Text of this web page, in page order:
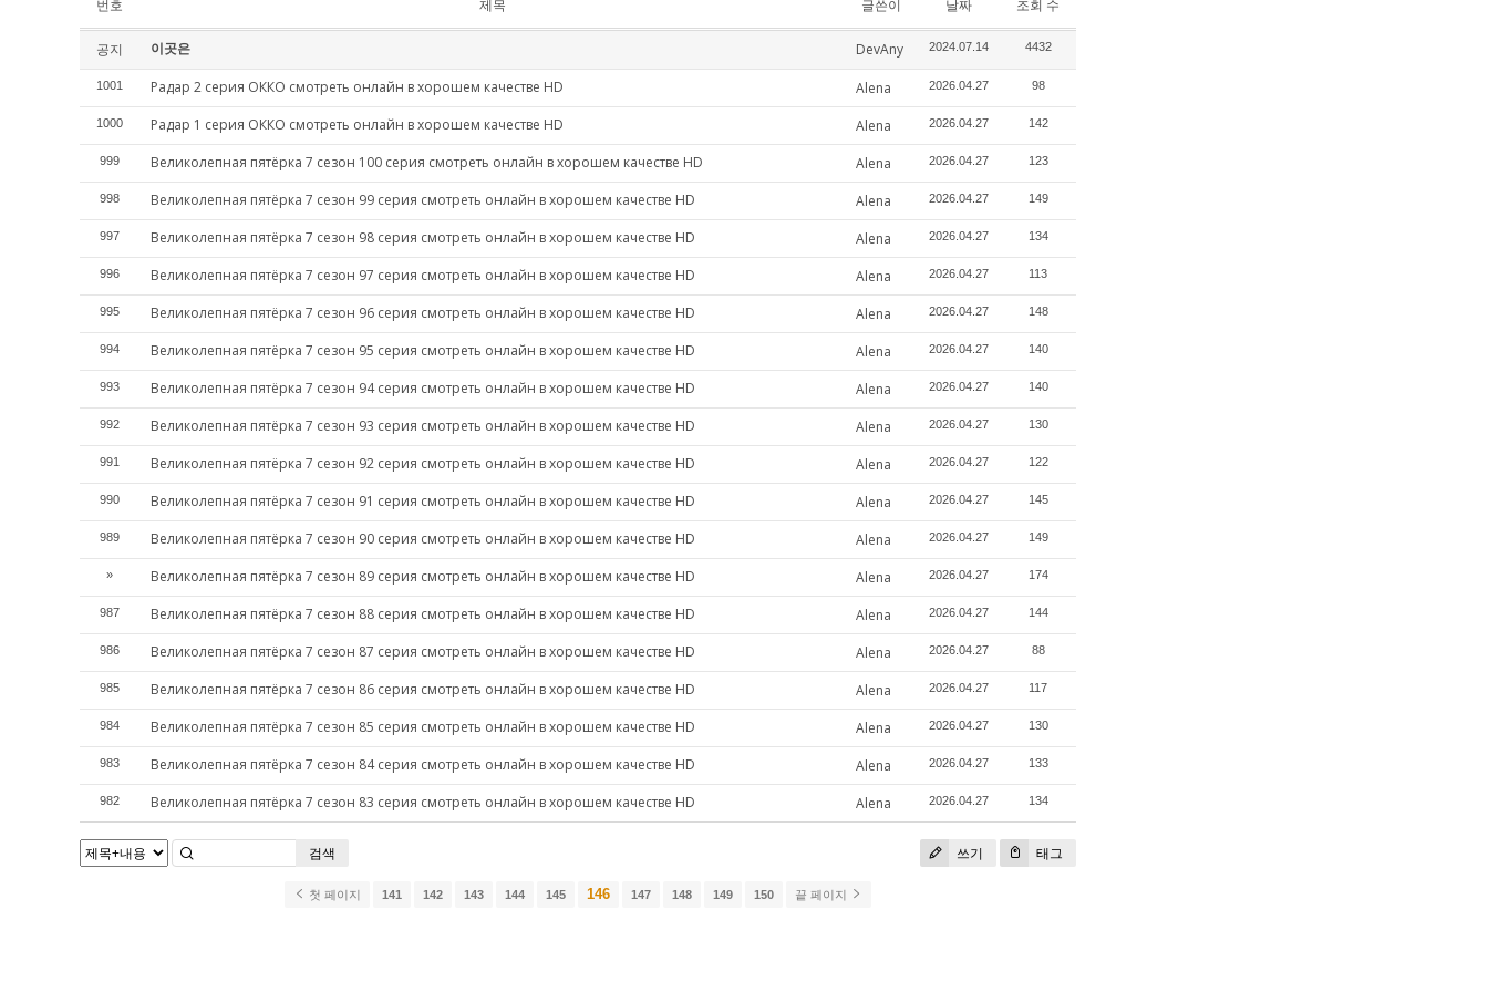
번호 제목 글쓴이 날짜 조회 수
공지 이곳은 DevAny 2024.07.14 4432
1001 Радар 2 серия ОККО смотреть онлайн в хорошем качестве HD Alena 2026.04.27 98
1000 Радар 1 серия ОККО смотреть онлайн в хорошем качестве HD Alena 2026.04.27 142
999 Великолепная пятёрка 7 сезон 100 серия смотреть онлайн в хорошем качестве HD Alena 2026.04.27 123
998 Великолепная пятёрка 7 сезон 99 серия смотреть онлайн в хорошем качестве HD Alena 2026.04.27 149
997 Великолепная пятёрка 7 сезон 98 серия смотреть онлайн в хорошем качестве HD Alena 2026.04.27 134
996 Великолепная пятёрка 7 сезон 97 серия смотреть онлайн в хорошем качестве HD Alena 2026.04.27 113
995 Великолепная пятёрка 7 сезон 96 серия смотреть онлайн в хорошем качестве HD Alena 2026.04.27 148
994 Великолепная пятёрка 7 сезон 95 серия смотреть онлайн в хорошем качестве HD Alena 2026.04.27 140
993 Великолепная пятёрка 7 сезон 94 серия смотреть онлайн в хорошем качестве HD Alena 2026.04.27 140
992 Великолепная пятёрка 7 сезон 93 серия смотреть онлайн в хорошем качестве HD Alena 2026.04.27 130
991 Великолепная пятёрка 7 сезон 92 серия смотреть онлайн в хорошем качестве HD Alena 2026.04.27 122
990 Великолепная пятёрка 7 сезон 91 серия смотреть онлайн в хорошем качестве HD Alena 2026.04.27 145
989 Великолепная пятёрка 7 сезон 90 серия смотреть онлайн в хорошем качестве HD Alena 2026.04.27 149
» Великолепная пятёрка 7 сезон 89 серия смотреть онлайн в хорошем качестве HD Alena 2026.04.27 174
987 Великолепная пятёрка 7 сезон 88 серия смотреть онлайн в хорошем качестве HD Alena 2026.04.27 144
986 Великолепная пятёрка 7 сезон 87 серия смотреть онлайн в хорошем качестве HD Alena 2026.04.27 88
985 Великолепная пятёрка 7 сезон 86 серия смотреть онлайн в хорошем качестве HD Alena 2026.04.27 117
984 Великолепная пятёрка 7 сезон 85 серия смотреть онлайн в хорошем качестве HD Alena 2026.04.27 130
983 Великолепная пятёрка 7 сезон 84 серия смотреть онлайн в хорошем качестве HD Alena 2026.04.27 133
982 Великолепная пятёрка 7 сезон 83 серия смотреть онлайн в хорошем качестве HD Alena 2026.04.27 134
쓰기 태그
검색
첫 페이지 141 142 143 144 145 146 147 148 149 150 끝 페이지